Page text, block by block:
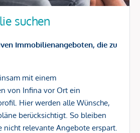
suchen
Immobilienangeboten, die zu
mit einem
von Infina vor Ort ein
Hier werden alle Wünsche,
berücksichtigt. So bleiben
nicht relevante Angebote erspart.